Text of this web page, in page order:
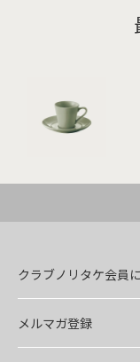
クラブノリタケ会員
メルマガ登録